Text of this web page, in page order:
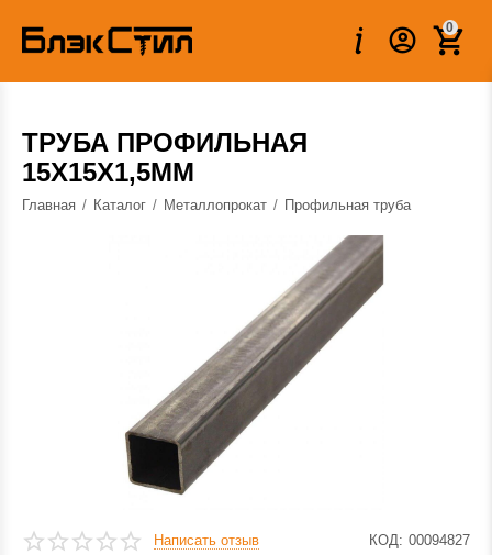
0
ТРУБА ПРОФИЛЬНАЯ
15Х15Х1,5ММ
Главная / Каталог / Металлопрокат / Профильная труба
Написать отзыв КОД: 00094827